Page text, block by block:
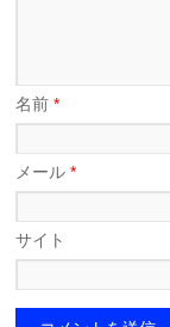
名前*
メール*
サイト